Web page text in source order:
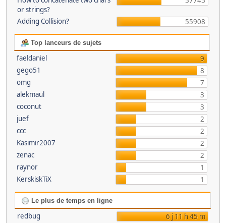
or strings?
Adding Collision? 55908
Top lanceurs de sujets
faeldaniel
9
gego51
8
omg
7
alekmaul
3
coconut
3
juef
2
ccc
2
Kasimir2007
2
zenac
2
raynor
1
KerskiskTiX
1
Le plus de temps en ligne
redbug
6 j 11 h 45 m